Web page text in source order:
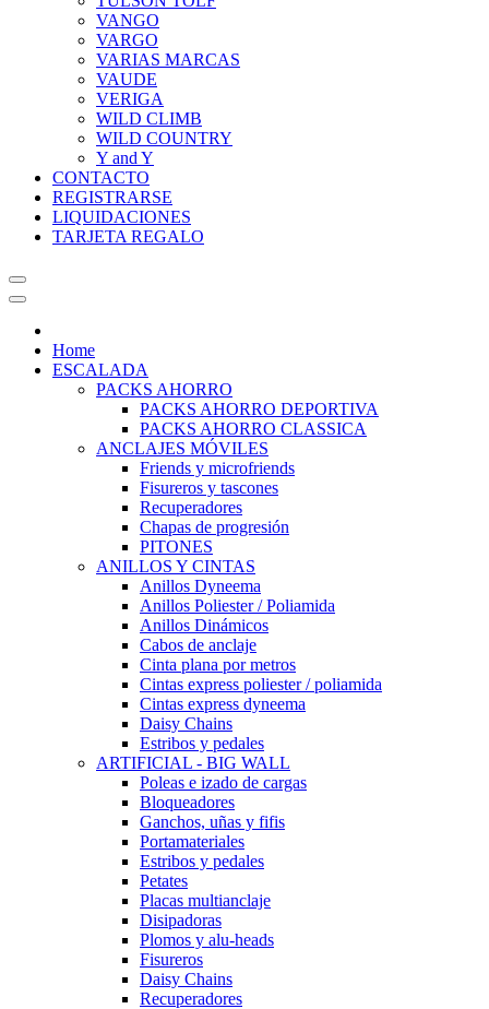
VANGO
VARGO
VARIAS MARCAS
VAUDE
VERIGA
WILD CLIMB
WILD COUNTRY
Y and Y
CONTACTO
REGISTRARSE
LIQUIDACIONES
TARJETA REGALO
Home
ESCALADA
PACKS AHORRO
PACKS AHORRO DEPORTIVA
PACKS AHORRO CLASSICA
ANCLAJES MÓVILES
Friends y microfriends
Fisureros y tascones
Recuperadores
Chapas de progresión
PITONES
ANILLOS Y CINTAS
Anillos Dyneema
Anillos Poliester / Poliamida
Anillos Dinámicos
Cabos de anclaje
Cinta plana por metros
Cintas express poliester / poliamida
Cintas express dyneema
Daisy Chains
Estribos y pedales
ARTIFICIAL - BIG WALL
Poleas e izado de cargas
Bloqueadores
Ganchos, uñas y fifis
Portamateriales
Estribos y pedales
Petates
Placas multianclaje
Disipadoras
Plomos y alu-heads
Fisureros
Daisy Chains
Recuperadores